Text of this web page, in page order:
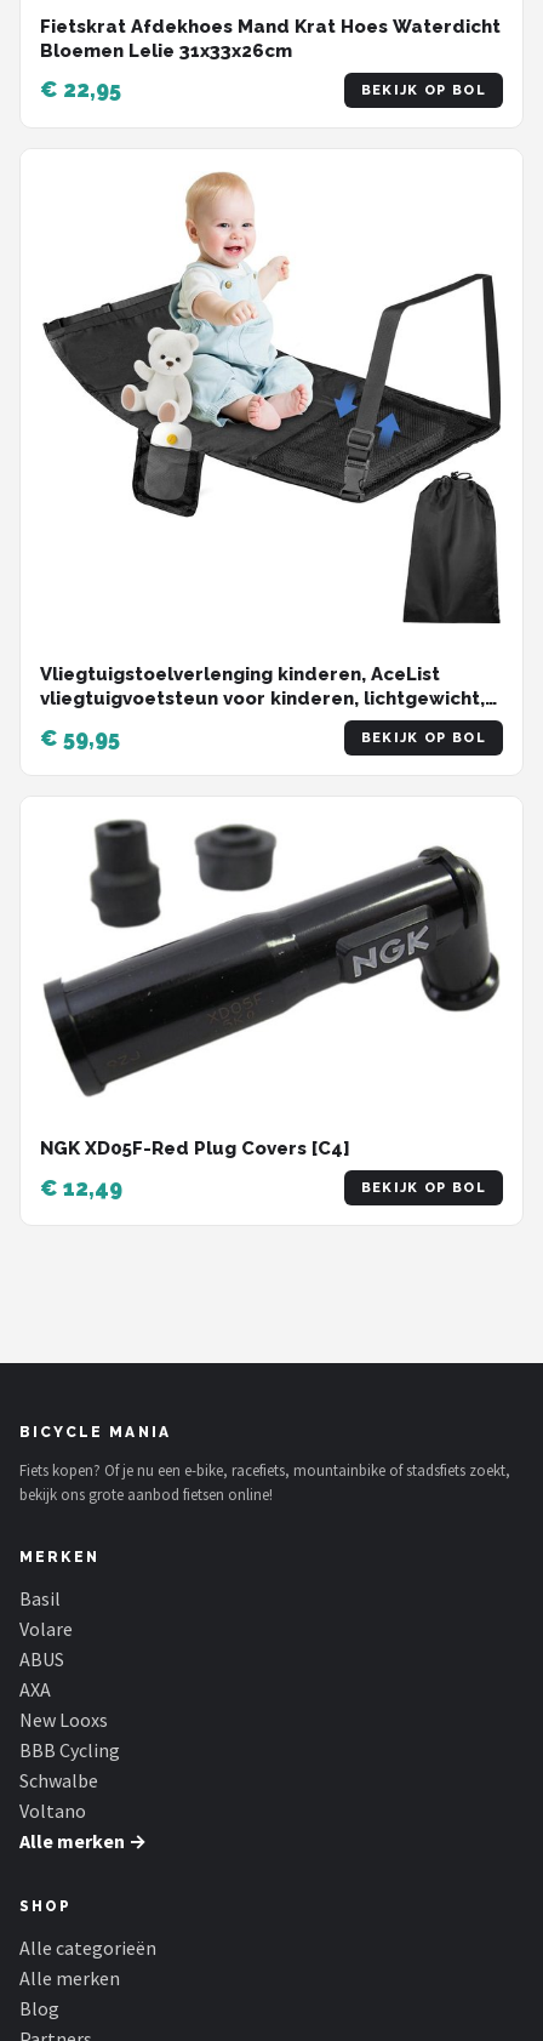
Fietskrat Afdekhoes Mand Krat Hoes Waterdicht
Bloemen Lelie 31x33x26cm
€ 22,95 BEKIJK OP BOL
Vliegtuigstoelverlenging kinderen, AceList
vliegtuigvoetsteun voor kinderen, lichtgewicht,
opvouwbaar, draagbaar vliegtuigbed voor
peuters, reisbenodigdheden, kinderhangmat
voor vliegtuigenvoetsteun, zwart
€ 59,95 BEKIJK OP BOL
NGK XD05F-Red Plug Covers [C4]
€ 12,49 BEKIJK OP BOL
BICYCLE MANIA
Fiets kopen? Of je nu een e-bike, racefiets, mountainbike of stadsfiets zoekt,
bekijk ons grote aanbod fietsen online!
MERKEN
Basil
Volare
ABUS
AXA
New Looxs
BBB Cycling
Schwalbe
Voltano
Alle merken →
SHOP
Alle categorieën
Alle merken
Blog